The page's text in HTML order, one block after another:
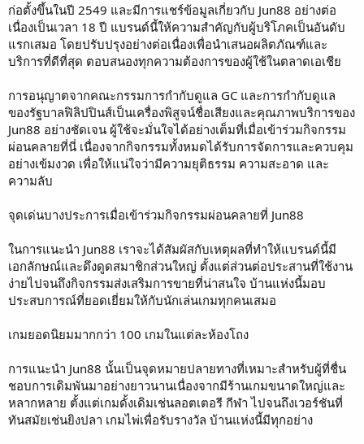
ก่อตั้งขึ้นในปี 2549 และมีการแชร์ข้อมูลเกี่ยวกับ Jun88 อย่างต่อ
เนื่องเป็นเวลา 18 ปี แบรนด์นี้ให้ความสำคัญกับผู้บริโภคเป็นอันดับ
แรกเสมอ โดยปรับปรุงอย่างต่อเนื่องเพื่อนำเสนอผลิตภัณฑ์และ
บริการที่ดีที่สุด ตอบสนองทุกความต้องการของผู้ใช้ในตลาดเอเชีย
การอนุญาตจากคณะกรรมการกำกับดูแล GC และการกำกับดูแล
ของรัฐบาลฟิลิปปินส์เป็นเครื่องพิสูจน์ชื่อเสียงและคุณภาพบริการของ
Jun88 อย่างชัดเจน ผู้ใช้จะมั่นใจได้อย่างเต็มที่เมื่อเข้าร่วมกิจกรรม
ผ่อนคลายที่นี่ เนื่องจากกิจกรรมทั้งหมดได้รับการจัดการและควบคุม
อย่างเข้มงวด เพื่อให้แน่ใจว่ามีความยุติธรรม ความสะอาด และ
ความลับ
จุดเด่นบางประการเมื่อเข้าร่วมกิจกรรมผ่อนคลายที่ Jun88
ในการแนะนำ Jun88 เราจะได้สัมผัสกับเหตุผลที่ทำให้แบรนด์นี้มี
เอกลักษณ์และดึงดูดสมาชิกส่วนใหญ่ ตั้งแต่ส่วนต่อประสานที่ใช้งาน
ง่ายไปจนถึงกิจกรรมส่งเสริมการขายที่น่าสนใจ บ้านแห่งนี้มอบ
ประสบการณ์ที่ยอดเยี่ยมให้กับนักเล่นเกมทุกคนเสมอ
เกมยอดนิยมมากกว่า 100 เกมในแต่ละห้องโถง
การแนะนำ Jun88 นั้นเป็นจุดหมายปลายทางที่เหมาะสำหรับผู้ที่ชื่น
ชอบการเดิมพันมาอย่างยาวนานเนื่องจากมีร้านเกมขนาดใหญ่และ
หลากหลาย ตั้งแต่เกมดั้งเดิมเช่นลอตเตอรี กีฬา ไปจนถึงเวอร์ชันที่
ทันสมัยเช่นยิงปลา เกมไพ่เพื่อรับรางวัล บ้านแห่งนี้มีทุกอย่าง